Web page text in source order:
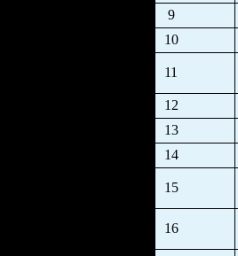
9
10
11
12
13
14
15
16